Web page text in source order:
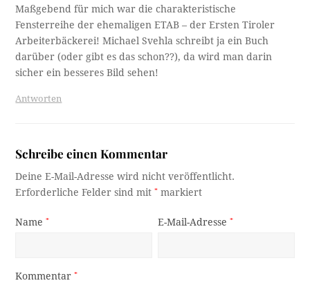
Maßgebend für mich war die charakteristische
Fensterreihe der ehemaligen ETAB – der Ersten Tiroler
Arbeiterbäckerei! Michael Svehla schreibt ja ein Buch
darüber (oder gibt es das schon??), da wird man darin
sicher ein besseres Bild sehen!
Antworten
Schreibe einen Kommentar
Deine E-Mail-Adresse wird nicht veröffentlicht.
Erforderliche Felder sind mit* markiert
Name* E-Mail-Adresse*
Kommentar*